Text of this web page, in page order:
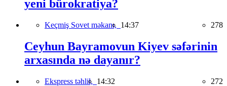
yeni bürokratiya?
Keçmiş Sovet məkanı, 14:37 278
Ceyhun Bayramovun Kiyev səfərinin
arxasında nə dayanır?
Ekspress təhlil, 14:32 272